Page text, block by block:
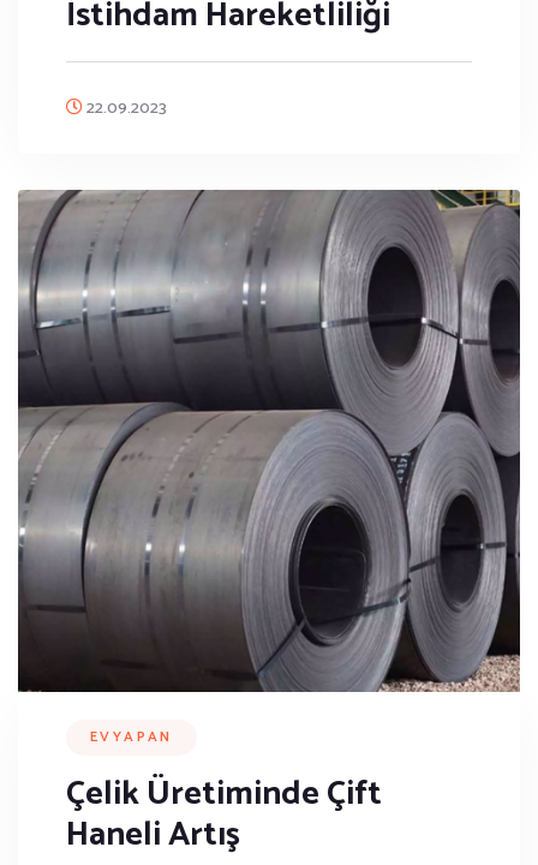
İstihdam Hareketliliği
22.09.2023
EVYAPAN
Çelik Üretiminde Çift
Haneli Artış